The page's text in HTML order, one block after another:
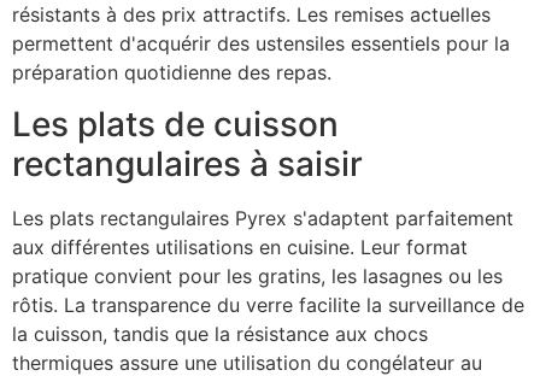
résistants à des prix attractifs. Les remises actuelles
permettent d'acquérir des ustensiles essentiels pour la
préparation quotidienne des repas.
Les plats de cuisson
rectangulaires à saisir
Les plats rectangulaires Pyrex s'adaptent parfaitement
aux différentes utilisations en cuisine. Leur format
pratique convient pour les gratins, les lasagnes ou les
rôtis. La transparence du verre facilite la surveillance de
la cuisson, tandis que la résistance aux chocs
thermiques assure une utilisation du congélateur au